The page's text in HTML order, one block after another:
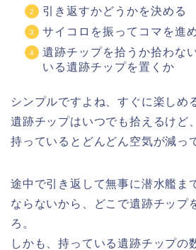
引き返すかどうかを決める
サイコロを振ってコマを進
遺跡チップを拾うか拾わな
いる遺跡チップを置くか
シンプルですよね、すぐに楽しめ
遺跡チップはいつでも拾えるけど、
持っているとどんどん空気が減っ
途中で引き返して無事に潜水艦ま
ならないから、どこで遺跡チップ
ろ。
しかも、持っている遺跡チップの